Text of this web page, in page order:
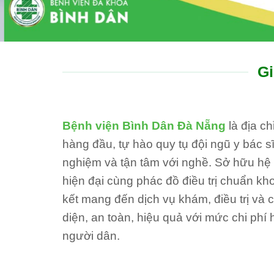
Bệnh viện Bình Dân Đà Nẵng là địa
hàng đầu, tự hào quy tụ đội ngũ y bác
nghiệm và tận tâm với nghề. Sở hữu
hiện đại cùng phác đồ điều trị chuẩn
kết mang đến dịch vụ khám, điều trị và
diện, an toàn, hiệu quả với mức chi phí
người dân.